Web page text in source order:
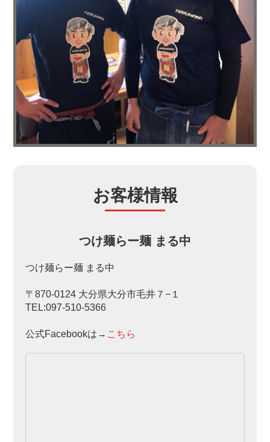
お客様情報
つけ麺らー麺 まる中
つけ麺らー麺 まる中
〒870-0124 大分県大分市毛井７−１
TEL:097-510-5366
公式Facebookは→ こちら